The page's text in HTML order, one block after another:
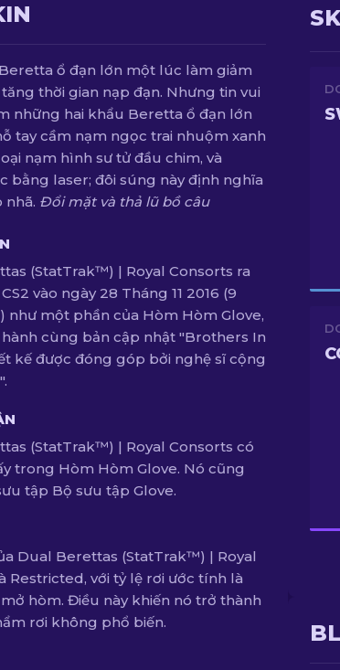
ổ đạn lớn một lúc làm giảm
thời gian nạp đạn. Nhưng tin vui
những hai khẩu Beretta ổ đạn lớn
tay cầm nạm ngọc trai nhuộm xanh
nạm hình sư tử đầu chim, và
bằng laser; đôi súng này định nghĩa
nhã. Đổi mặt và thả lũ bồ câu
(StatTrak™) | Royal Consorts ra
vào ngày 28 Tháng 11 2016 (9
như một phần của Hòm Hòm Glove,
cùng bản cập nhật "Brothers In
kế được đóng góp bởi nghệ sĩ cộng
(StatTrak™) | Royal Consorts có
trong Hòm Hòm Glove. Nó cũng
tập Bộ sưu tập Glove.
Dual Berettas (StatTrak™) | Royal
Restricted, với tỷ lệ rơi ước tính là
mở hòm. Điều này khiến nó trở thành
rơi không phổ biến.